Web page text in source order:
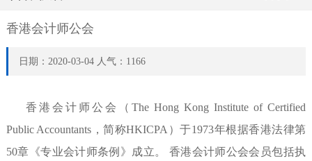
香港会计师公会
日期：2020-03-04 人气：1166
香港会计师公会（The Hong Kong Institute of Certified
Public Accountants，简称HKICPA）于1973年根据香港法律第
50章《专业会计师条例》成立。 香港会计师公会会员包括执